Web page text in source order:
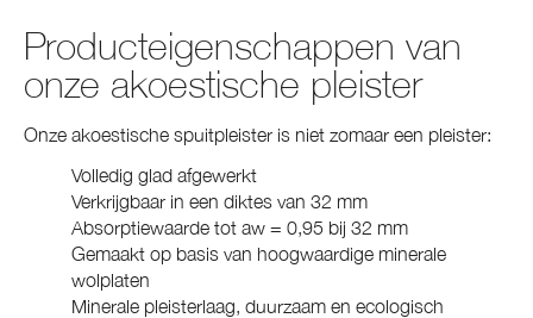
Producteigenschappen van
onze akoestische pleister
Onze akoestische spuitpleister is niet zomaar een pleister:
Volledig glad afgewerkt
Verkrijgbaar in een diktes van 32 mm
Absorptiewaarde tot aw = 0,95 bij 32 mm
Gemaakt op basis van hoogwaardige minerale
wolplaten
Minerale pleisterlaag, duurzaam en ecologisch